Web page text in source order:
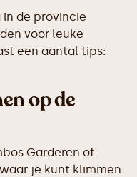
de provincie
voor leuke
een aantal tips:
op de
Garderen of
je kunt klimmen